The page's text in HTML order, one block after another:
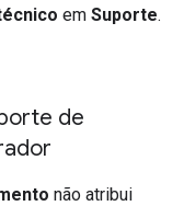
em Suporte.
de
não atribui